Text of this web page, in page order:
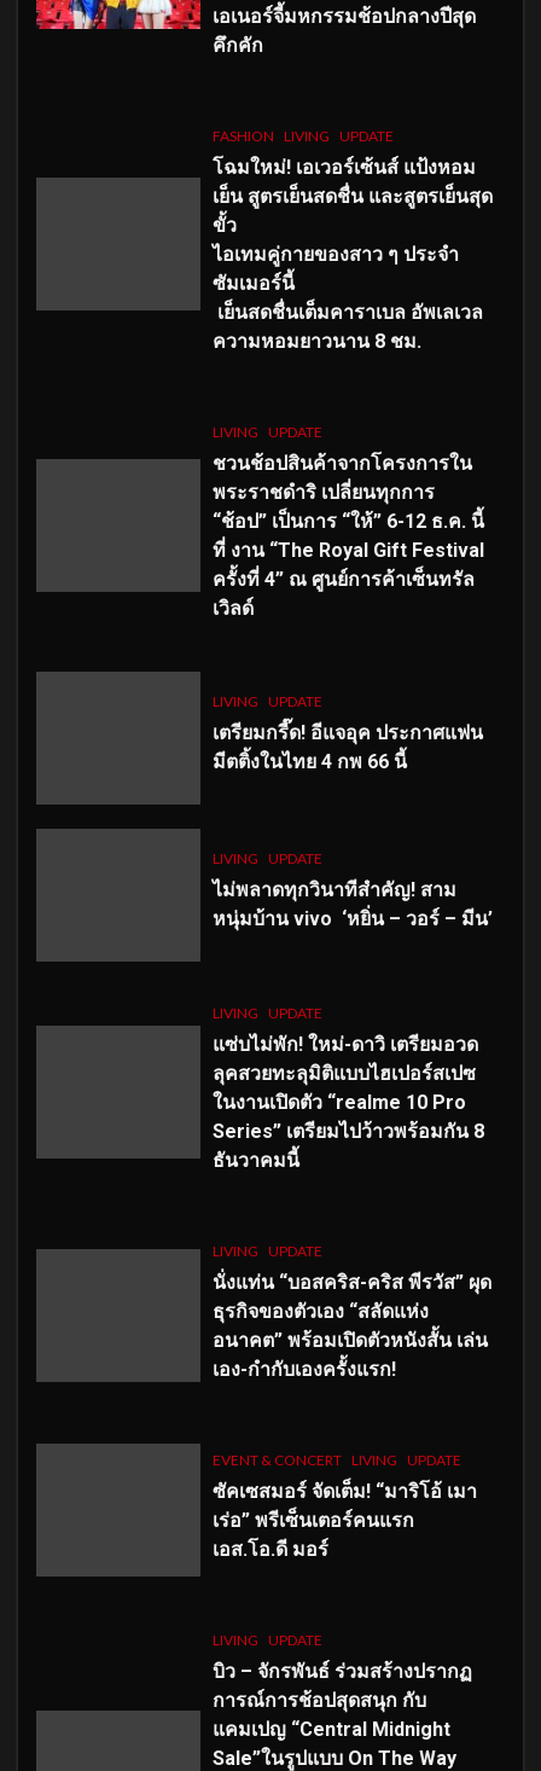
เอเนอร์จี้มหกรรมช้อปกลางปีสุด
คึกคัก
FASHION LIVING UPDATE
โฉมใหม่! เอเวอร์เซ้นส์ แป้งหอม
เย็น สูตรเย็นสดชื่น และสูตรเย็นสุด
ขั้ว
ไอเทมคู่กายของสาว ๆ ประจำ
ซัมเมอร์นี้
เย็นสดชื่นเต็มคาราเบล อัพเลเวล
ความหอมยาวนาน 8 ชม.
LIVING UPDATE
ชวนช้อปสินค้าจากโครงการใน
พระราชดำริ เปลี่ยนทุกการ
“ช้อป” เป็นการ “ให้” 6-12 ธ.ค. นี้
ที่ งาน “The Royal Gift Festival
ครั้งที่ 4” ณ ศูนย์การค้าเซ็นทรัล
เวิลด์
LIVING UPDATE
เตรียมกรี๊ด! อีแจอุค ประกาศแฟน
มีตติ้งในไทย 4 กพ 66 นี้
LIVING UPDATE
ไม่พลาดทุกวินาทีสำคัญ! สาม
หนุ่มบ้าน vivo ‘หยิ่น – วอร์ – มีน’
LIVING UPDATE
แซ่บไม่พัก! ใหม่-ดาวิ เตรียมอวด
ลุคสวยทะลุมิติแบบไฮเปอร์สเปซ
ในงานเปิดตัว “realme 10 Pro
Series” เตรียมไปว้าวพร้อมกัน 8
ธันวาคมนี้
LIVING UPDATE
นั่งแท่น “บอสคริส-คริส พีรวัส” ผุด
ธุรกิจของตัวเอง “สลัดแห่ง
อนาคต” พร้อมเปิดตัวหนังสั้น เล่น
เอง-กำกับเองครั้งแรก!
EVENT & CONCERT LIVING UPDATE
ซัคเซสมอร์ จัดเต็ม! “มาริโอ้ เมา
เร่อ” พรีเซ็นเตอร์คนแรก
เอส.โอ.ดี มอร์
LIVING UPDATE
บิว – จักรพันธ์ ร่วมสร้างปรากฏ
การณ์การช้อปสุดสนุก กับ
แคมเปญ “Central Midnight
Sale”ในรูปแบบ On The Way